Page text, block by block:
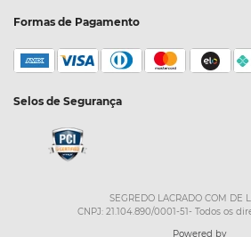
Formas de Pagamento
Selos de Segurança
SEGREDO LACRADO COM DE
CNPJ: 21.104.890/0001-51- Todos os
Powered by